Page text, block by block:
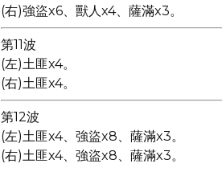
(右)強盜x6、獸人x4、薩滿x3。
第11波
(左)土匪x4。
(右)土匪x4。
第12波
(左)土匪x4、強盜x8、薩滿x3。
(右)土匪x4、強盜x8、薩滿x3。